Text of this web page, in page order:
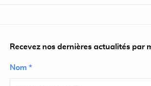
Recevez nos dernières actualités par
Nom *